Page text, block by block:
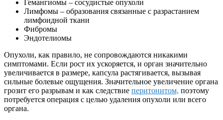
Гемангиомы – сосудистые опухоли
Лимфомы – образования связанные с разрастанием
лимфоидной ткани
Фибромы
Эндотелиомы
Опухоли, как правило, не сопровождаются никакими
симптомами. Если рост их ускоряется, и орган значительно
увеличивается в размере, капсула растягивается, вызывая
сильные болевые ощущения. Значительное увеличение органа
грозит его разрывам и как следствие перитонитом, поэтому
потребуется операция с целью удаления опухоли или всего
органа.